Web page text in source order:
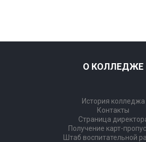
О КОЛЛЕДЖЕ
История колледжа
Контакты
Страница
Получение карт-
Штаб воспитательной